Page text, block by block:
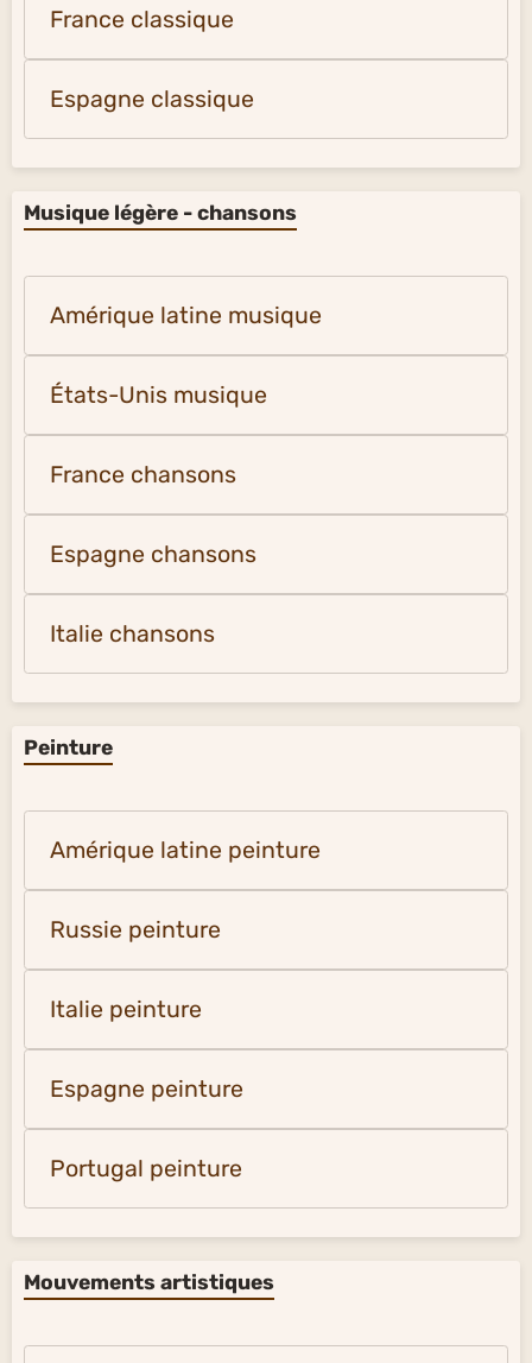
France classique
Espagne classique
Musique légère - chansons
Amérique latine musique
États-Unis musique
France chansons
Espagne chansons
Italie chansons
Peinture
Amérique latine peinture
Russie peinture
Italie peinture
Espagne peinture
Portugal peinture
Mouvements artistiques